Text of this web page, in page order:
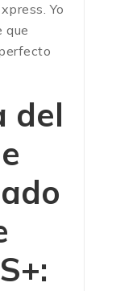
Yo
que
del